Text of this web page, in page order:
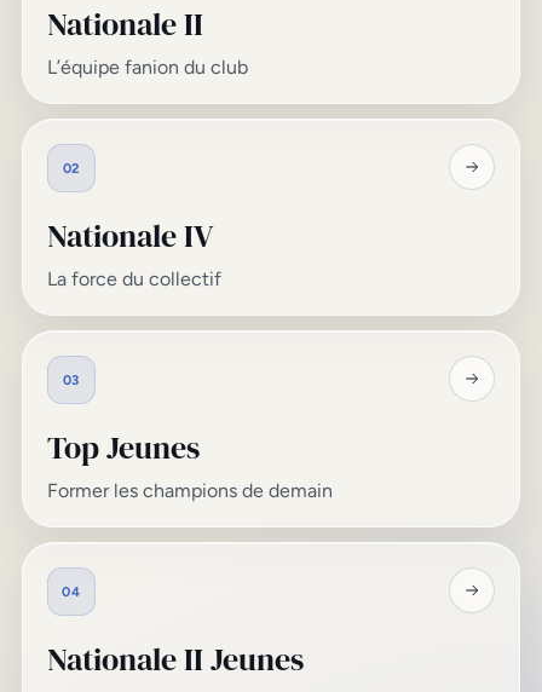
Nationale II
L’équipe fanion du club
02
Nationale IV
La force du collectif
03
Top Jeunes
Former les champions de demain
04
Nationale II Jeunes